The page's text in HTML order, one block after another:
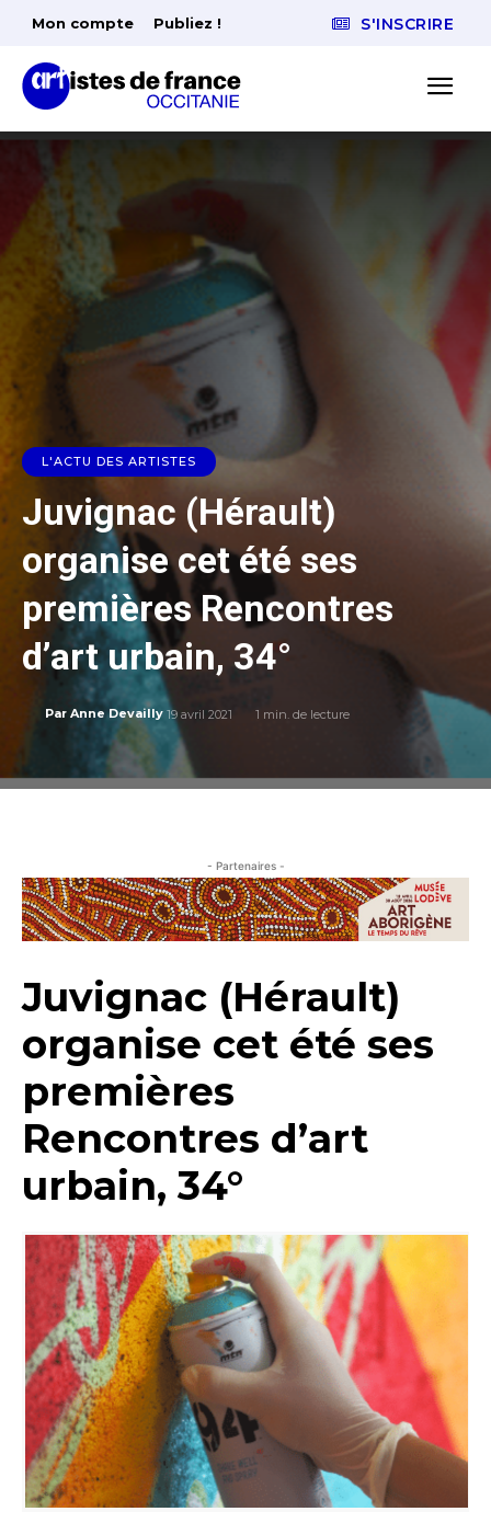
Mon compte Publiez ! S'INSCRIRE
L'ACTU DES ARTISTES
Juvignac (Hérault)
organise cet été ses
premières Rencontres
d’art urbain, 34°
Par Anne Devailly 19 avril 2021 1 min. de lecture
- Partenaires -
Juvignac (Hérault)
organise cet été ses
premières
Rencontres d’art
urbain, 34°